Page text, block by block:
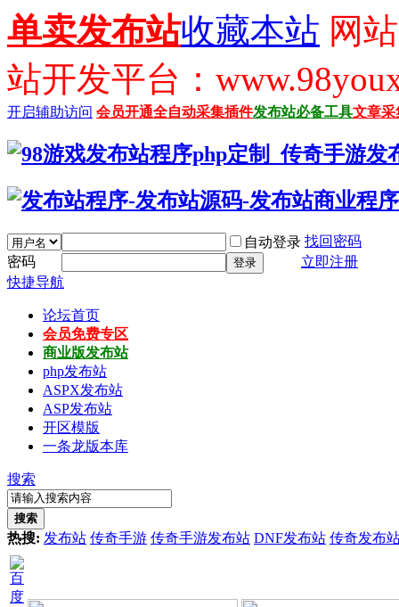
单卖发布站收藏本站 网
站开发平台：
开启辅助访问 会员开通全自动采集插件发布站必备工具文章采
自动登录 找回密码
密码
登录
立即注册
快捷导航
论坛首页
会员免费专区
商业版发布站
php发布站
ASPX发布站
ASP发布站
开区模版
一条龙版本库
搜索
搜索
热搜: 发布站 传奇手游 传奇手游发布站 DNF发布站 传奇发布